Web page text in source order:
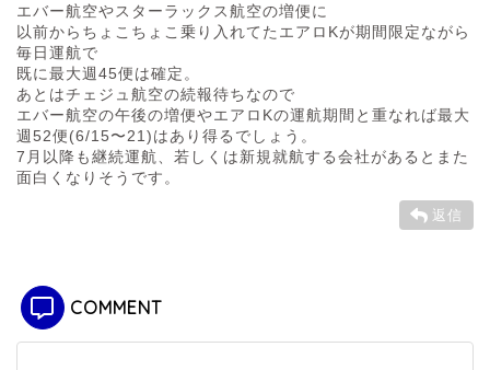
エバー航空やスターラックス航空の増便に
以前からちょこちょこ乗り入れてたエアロKが期間限定ながら
毎日運航で
既に最大週45便は確定。
あとはチェジュ航空の続報待ちなので
エバー航空の午後の増便やエアロKの運航期間と重なれば最大
週52便(6/15〜21)はあり得るでしょう。
7月以降も継続運航、若しくは新規就航する会社があるとまた
面白くなりそうです。
返信
COMMENT